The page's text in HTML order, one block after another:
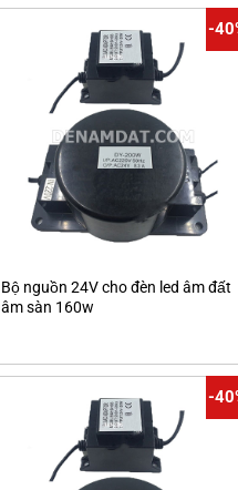
-
Bộ nguồn 24V cho đèn led âm đất
âm sàn 160w
-